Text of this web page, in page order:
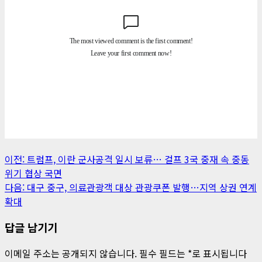
게
시
물
내
이전:트럼프, 이란 군사공격 일시 보류… 걸프 3국 중재 속 중동
위기 협상 국면
다음: 대구 중구, 의료관광객 대상 관광쿠폰 발행…지역 상권 연계
확대
답글 남기기
이메일 주소는 공개되지 않습니다. 필수 필드는 *로 표시됩니다